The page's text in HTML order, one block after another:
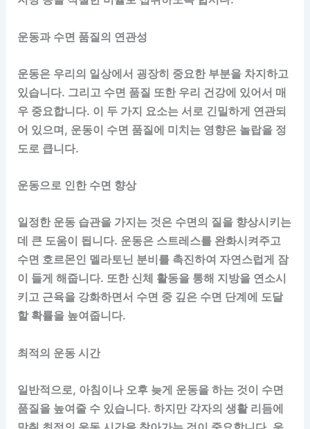
운동과 수면 품질의 연관성
운동은 우리의 일상에서 굉장히 중요한 부분을 차지하고
있습니다. 그리고 수면 품질 또한 우리 건강에 있어서 매
우 중요합니다. 이 두 가지 요소는 서로 긴밀하게 연관되
어 있으며, 운동이 수면 품질에 미치는 영향은 놀랍을 정
도로 큽니다.
운동으로 인한 수면 향상
일정한 운동 습관을 가지는 것은 수면의 질을 향상시키는
데 큰 도움이 됩니다. 운동은 스트레스를 완화시켜주고
수면 호르몬인 멜라토닌 분비를 촉진하여 자연스럽게 잠
이 들게 해줍니다. 또한 신체 활동을 통해 지방을 연소시
키고 근육을 강화하면서 수면 중 깊은 수면 단계에 도달
할 확률을 높여줍니다.
최적의 운동 시간
일반적으로, 아침이나 오후 늦게 운동을 하는 것이 수면
품질을 높여줄 수 있습니다. 하지만 각자의 생활 리듬에